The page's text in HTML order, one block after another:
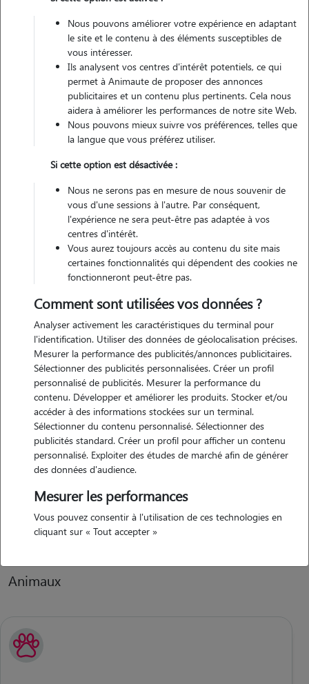
Contacter
L'envoi d'une demande est sans engagement
Motivation
Je souhaite garder des chiens, des chats ou autres car mes relations
avec les animaux sont très sincères et remplies d’amour. Je ferais tous
mon possible pour rendre heureux votre animal (bien évidemment,
promenade si chien)
Expérience
J’avais 2 chats, malheureusement aujourd’hui, je n’en ai plus qu’un.
grands parents. Vous pouvez avoir confiance les yeux fermées.
Animaux
Nous pouvons améliorer votre expérience en adaptant
le site et le contenu à des éléments susceptibles de
vous intéresser.
Ils analysent vos centres d'intérêt potentiels, ce qui
permet à Animaute de proposer des annonces
publicitaires et un contenu plus pertinents. Cela nous
aidera à améliorer les performances de notre site Web.
Nous pouvons mieux suivre vos préférences, telles que
la langue que vous préférez utiliser.
Si cette option est désactivée :
Nous ne serons pas en mesure de nous souvenir de
vous d'une sessions à l'autre. Par conséquent,
l'expérience ne sera peut-être pas adaptée à vos
centres d'intérêt.
Vous aurez toujours accès au contenu du site mais
certaines fonctionnalités qui dépendent des cookies ne
fonctionneront peut-être pas.
Comment sont utilisées vos données ?
Analyser activement les caractéristiques du terminal pour
l'identification. Utiliser des données de géolocalisation précises.
Mesurer la performance des publicités/annonces publicitaires.
Sélectionner des publicités personnalisées. Créer un profil
personnalisé de publicités. Mesurer la performance du
contenu. Développer et améliorer les produits. Stocker et/ou
accéder à des informations stockées sur un terminal.
Sélectionner du contenu personnalisé. Sélectionner des
publicités standard. Créer un profil pour afficher un contenu
personnalisé. Exploiter des études de marché afin de générer
des données d'audience.
Mesurer les performances
Vous pouvez consentir à l'utilisation de ces technologies en
cliquant sur « Tout accepter »